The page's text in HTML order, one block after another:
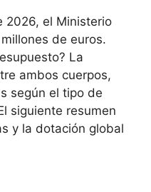
2026, el Ministerio
de euros.
La
ambos cuerpos,
según el tipo de
siguiente resumen
y la dotación global